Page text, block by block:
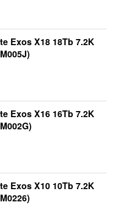
Exos X18 18Tb 7.2K
Exos X16 16Tb 7.2K
Exos X10 10Tb 7.2K